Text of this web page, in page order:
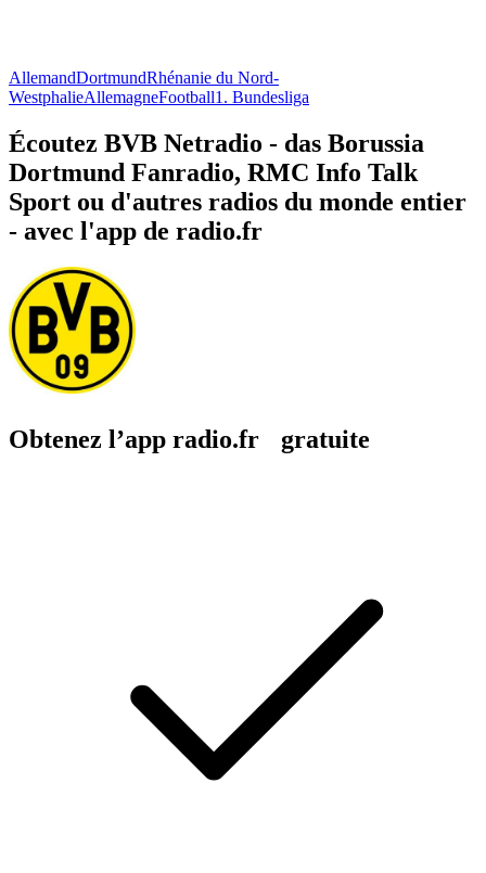
AllemandDortmundRhénanie du Nord-
WestphalieAllemagneFootball1. Bundesliga
Écoutez BVB Netradio - das Borussia
Dortmund Fanradio, RMC Info Talk
Sport ou d'autres radios du monde entier
- avec l'app de radio.fr
Obtenez l’app radio.fr gratuite